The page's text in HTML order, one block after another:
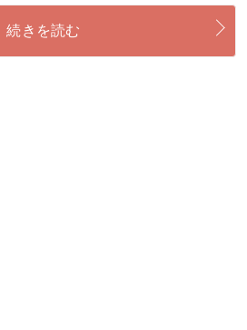
続きを読む